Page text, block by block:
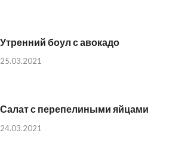
Утренний боул с авокадо
25.03.2021
Салат с перепелиными яйцами
24.03.2021